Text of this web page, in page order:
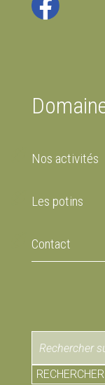
Nos activités
Les potins
Contact
RECHERCHER